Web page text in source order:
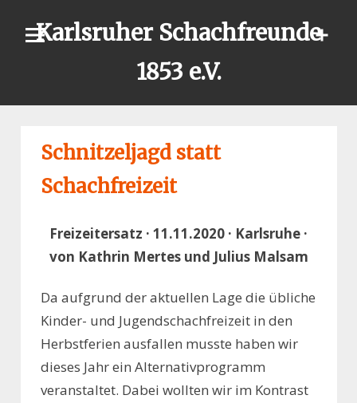
Karlsruher Schachfreunde
1853 e.V.
Schnitzeljagd statt
Schachfreizeit
Freizeitersatz · 11.11.2020 · Karlsruhe ·
von Kathrin Mertes und Julius Malsam
Da aufgrund der aktuellen Lage die übliche
Kinder- und Jugendschachfreizeit in den
Herbstferien ausfallen musste haben wir
dieses Jahr ein Alternativprogramm
veranstaltet. Dabei wollten wir im Kontrast